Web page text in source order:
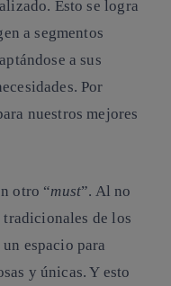
Esto se logra
a segmentos
a sus
Por
nuestros mejores
otro “must”. Al no
de los
espacio para
y únicas. Y esto